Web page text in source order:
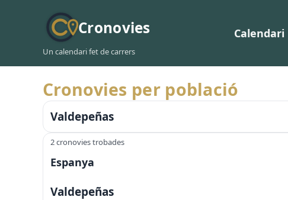
Cronovies
Un calendari fet de carrers
Calendari
Cronovies per població
Valdepeñas
2 cronovies trobades
Espanya
Valdepeñas